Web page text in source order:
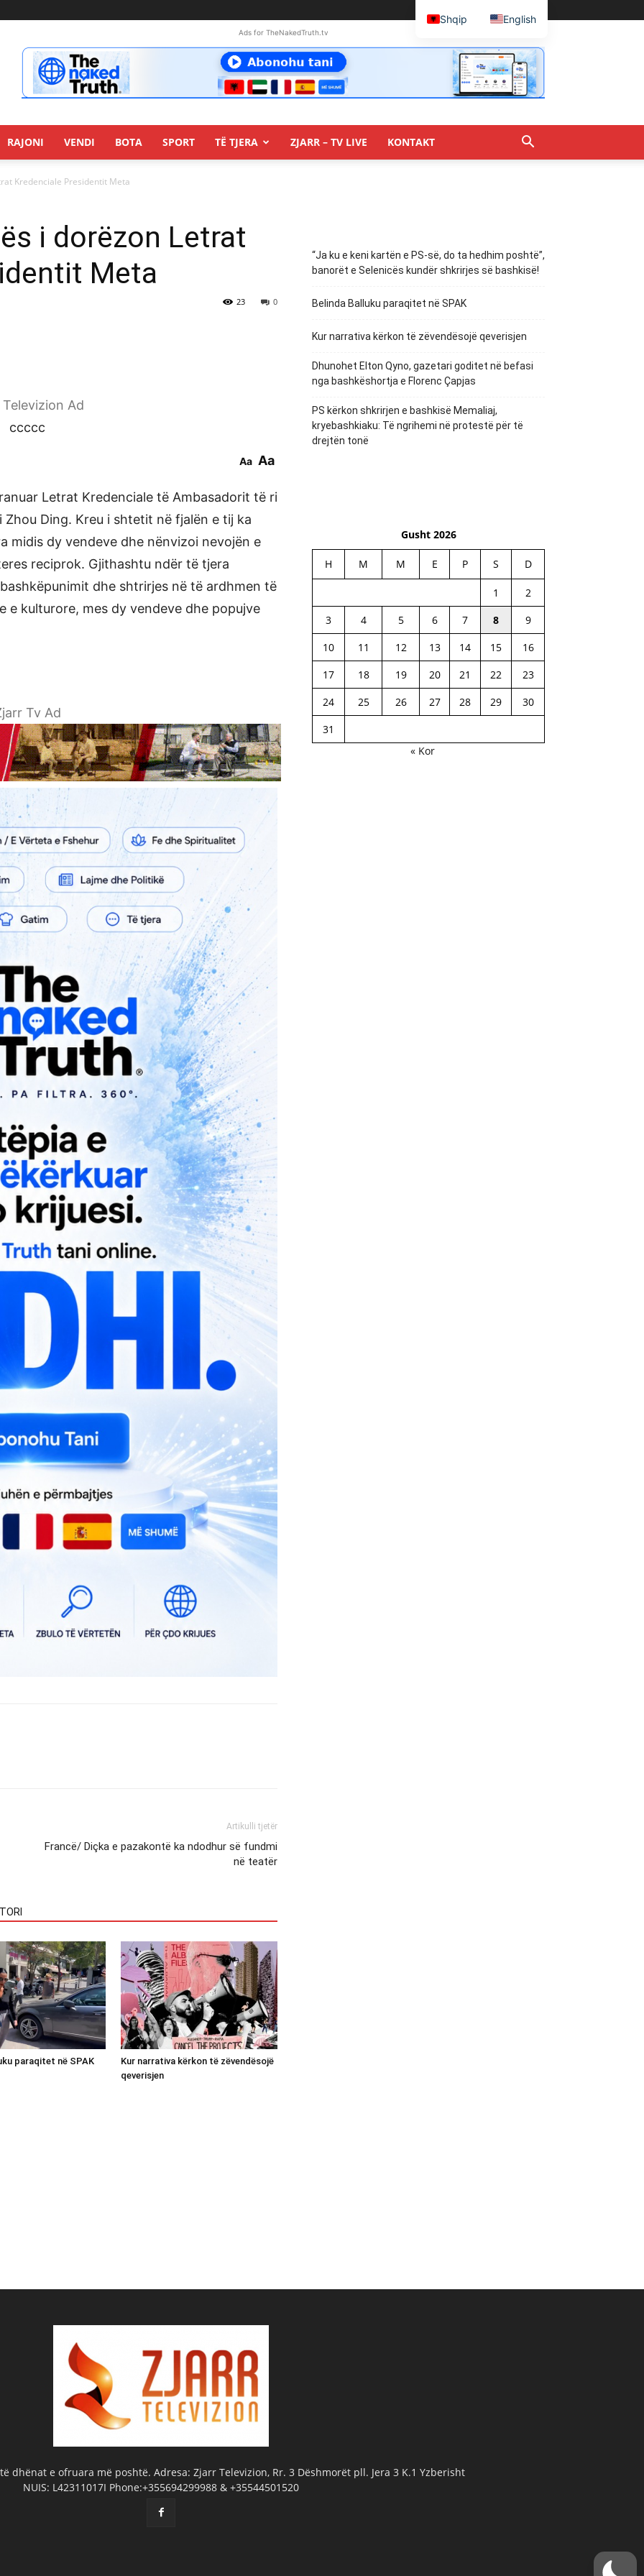
Ads for TheNakedTruth.tv
RAJONI VENDI BOTA SPORT TË TJERA ZJARR – TV LIVE KONTAKT
Kredenciale Presidentit Meta
i dorëzon Letrat
Meta
0
23
Ad
ccccc
Aa Aa
Letrat Kredenciale të Ambasadorit të ri
Ding. Kreu i shtetit në fjalën e tij ka
midis dy vendeve dhe nënvizoi nevojën e
reciprok. Gjithashtu ndër të tjera
dhe shtrirjes në të ardhmen të
e kulturore, mes dy vendeve dhe popujve
Tv Ad
Artikulli tjetër
Francë/ Diçka e pazakontë ka ndodhur së fundmi
në teatër
paraqitet në SPAK
Kur narrativa kërkon të zëvendësojë
qeverisjen
“Ja ku e keni kartën e PS-së, do ta hedhim poshtë”,
banorët e Selenicës kundër shkrirjes së bashkisë!
Belinda Balluku paraqitet në SPAK
Kur narrativa kërkon të zëvendësojë qeverisjen
Dhunohet Elton Qyno, gazetari goditet në befasi
nga bashkëshortja e Florenc Çapjas
PS kërkon shkrirjen e bashkisë Memaliaj,
kryebashkiaku: Të ngrihemi në protestë për të
drejtën tonë
Gusht 2026
H M M E P S D
1
2
3
4 5 6 7 8
9
10
11 12 13 14 15
16
17
18 19 20 21 22
23
24
25 26 27 28 29
30
31
« Kor
dhënat e ofruara më poshtë. Adresa: Zjarr Televizion, Rr. 3 Dëshmorët pll. Jera 3 K.1 Yzberisht
NUIS: L42311017I Phone:+355694299988 & +35544501520
Shqip English